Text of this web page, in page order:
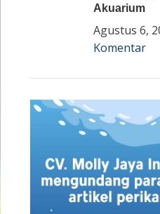
Akuarium
Agustus 6,
Komentar